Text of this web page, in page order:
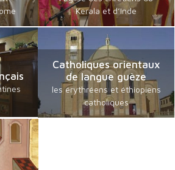
Kerala et d’Inde
Catholiques orientaux
de langue guèze
les érythréens et éthiopiens
catholiques